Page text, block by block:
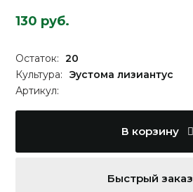
130 руб.
Остаток: 20
Культура:
Эустома лизиантус
Артикул:
В корзину
Быстрый заказ